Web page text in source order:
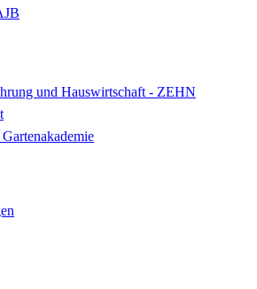
und Hauswirtschaft - ZEHN